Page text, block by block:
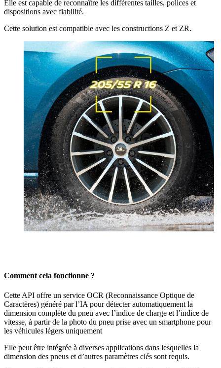
Elle est capable de reconnaître les différentes tailles, polices et
dispositions avec fiabilité.
Cette solution est compatible avec les constructions Z et ZR.
Comment cela fonctionne ?
Cette API offre un service OCR (Reconnaissance Optique de
Caractères) généré par l’IA pour détecter automatiquement la
dimension complète du pneu avec l’indice de charge et l’indice de
vitesse, à partir de la photo du pneu prise avec un smartphone pour
les véhicules légers uniquement
Elle peut être intégrée à diverses applications dans lesquelles la
dimension des pneus et d’autres paramètres clés sont requis.